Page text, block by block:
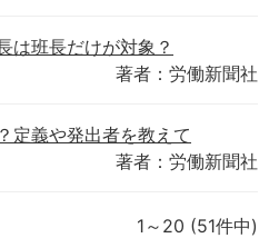
は班長だけが対象？
著者：労働新聞社
定義や発出者を教えて
著者：労働新聞社
1～20 (51件中)